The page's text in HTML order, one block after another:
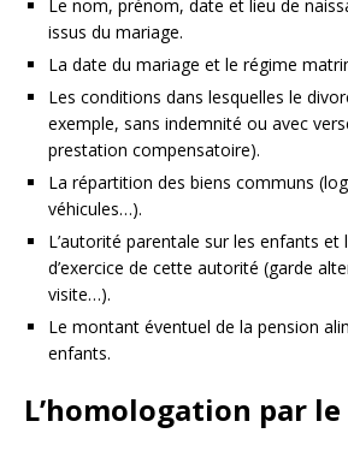
Le nom, prénom, date et lieu de
issus du mariage.
La date du mariage et le régime
Les conditions dans lesquelles le
exemple, sans indemnité ou avec
prestation compensatoire).
La répartition des biens communs
véhicules…).
L’autorité parentale sur les enfants et
d’exercice de cette autorité (garde
visite…).
Le montant éventuel de la pension
enfants.
L’homologation par